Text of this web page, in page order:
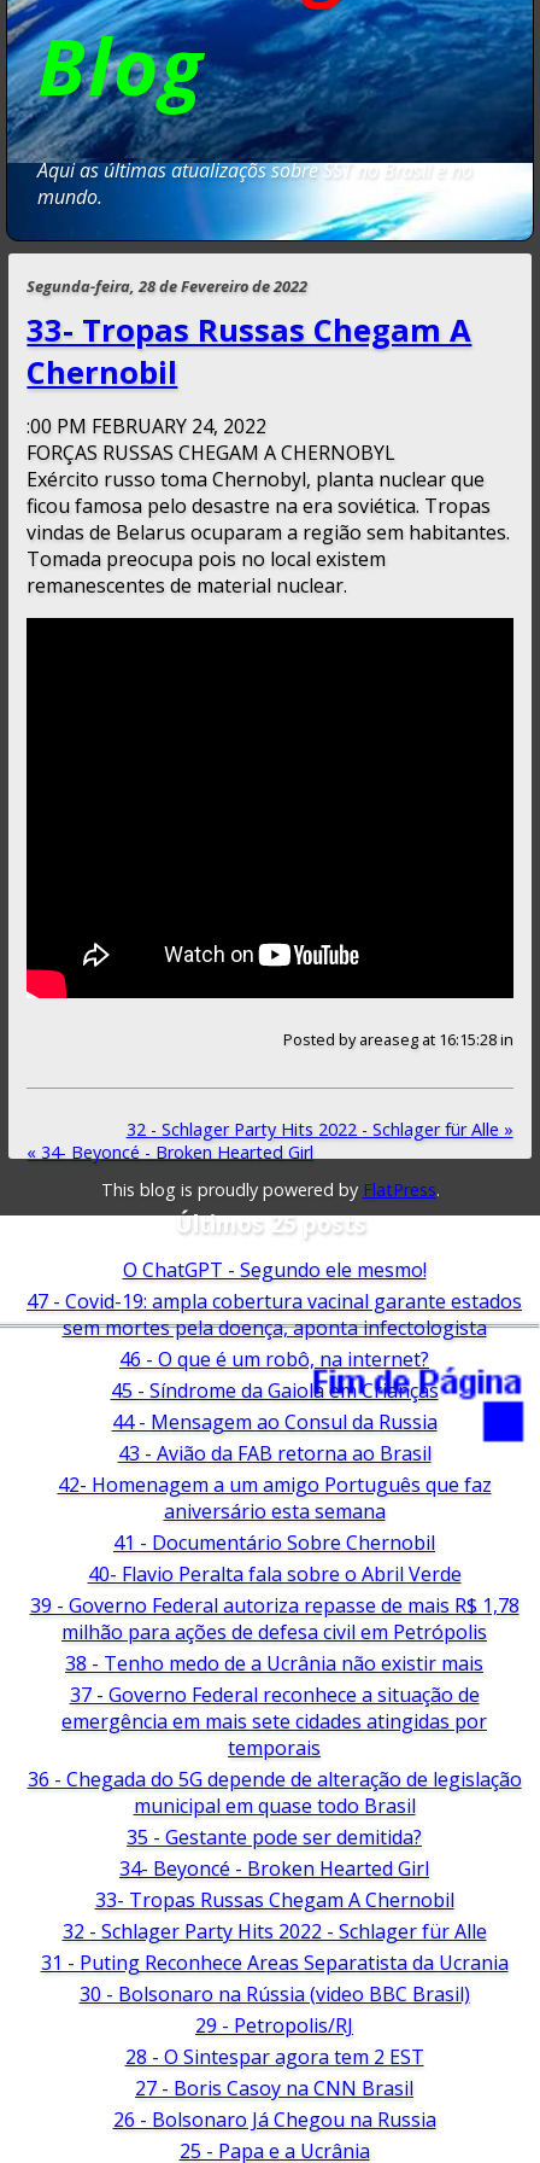
Blog
Aqui as últimas atualizaçõs sobre SST no Brasil e no
mundo.
Segunda-feira, 28 de Fevereiro de 2022
33- Tropas Russas Chegam A
Chernobil
:00 PM FEBRUARY 24, 2022
FORÇAS RUSSAS CHEGAM A CHERNOBYL
Exército russo toma Chernobyl, planta nuclear que
ficou famosa pelo desastre na era soviética. Tropas
vindas de Belarus ocuparam a região sem habitantes.
Tomada preocupa pois no local existem
remanescentes de material nuclear.
Posted byareasegat 16:15:28in
32 - Schlager Party Hits 2022 - Schlager für Alle »
« 34- Beyoncé - Broken Hearted Girl
Últimos 25 posts
O ChatGPT - Segundo ele mesmo!
47 - Covid-19: ampla cobertura vacinal garante estados
sem mortes pela doença, aponta infectologista
46 - O que é um robô, na internet?
45 - Síndrome da Gaiola em Crianças
44 - Mensagem ao Consul da Russia
43 - Avião da FAB retorna ao Brasil
42- Homenagem a um amigo Português que faz
aniversário esta semana
41 - Documentário Sobre Chernobil
40- Flavio Peralta fala sobre o Abril Verde
39 - Governo Federal autoriza repasse de mais R$ 1,78
milhão para ações de defesa civil em Petrópolis
38 - Tenho medo de a Ucrânia não existir mais
37 - Governo Federal reconhece a situação de
emergência em mais sete cidades atingidas por
temporais
36 - Chegada do 5G depende de alteração de legislação
municipal em quase todo Brasil
35 - Gestante pode ser demitida?
34- Beyoncé - Broken Hearted Girl
33- Tropas Russas Chegam A Chernobil
32 - Schlager Party Hits 2022 - Schlager für Alle
31 - Puting Reconhece Areas Separatista da Ucrania
30 - Bolsonaro na Rússia (video BBC Brasil)
29 - Petropolis/RJ
28 - O Sintespar agora tem 2 EST
27 - Boris Casoy na CNN Brasil
26 - Bolsonaro Já Chegou na Russia
25 - Papa e a Ucrânia
This blog is proudly powered by FlatPress.